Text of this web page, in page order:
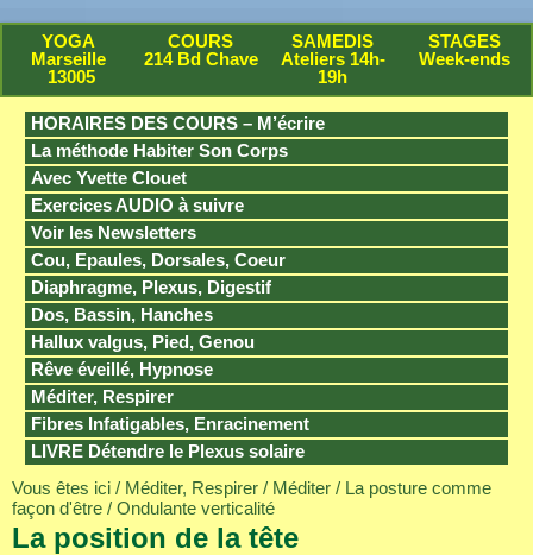
YOGA
Marseille
13005
COURS
214 Bd Chave
SAMEDIS
Ateliers 14h-
19h
STAGES
Week-ends
HORAIRES DES COURS – M’écrire
La méthode Habiter Son Corps
Avec Yvette Clouet
Exercices AUDIO à suivre
Voir les Newsletters
Cou, Epaules, Dorsales, Coeur
Diaphragme, Plexus, Digestif
Dos, Bassin, Hanches
Hallux valgus, Pied, Genou
Rêve éveillé, Hypnose
Méditer, Respirer
Fibres Infatigables, Enracinement
LIVRE Détendre le Plexus solaire
Vous êtes ici / Méditer, Respirer / Méditer / La posture comme
façon d'être / Ondulante verticalité
La position de la tête